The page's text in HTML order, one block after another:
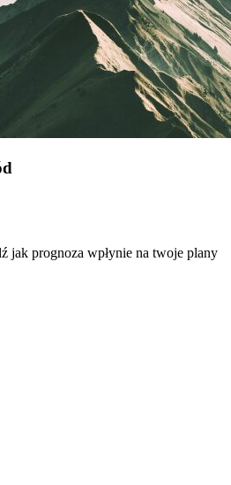
jak prognoza wpłynie na twoje plany